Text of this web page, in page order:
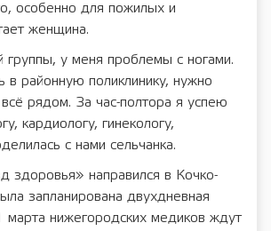
особенно для пожилых и
женщина.
группы, у меня проблемы с ногами.
в районную поликлинику, нужно
рядом. За час-полтора я успею
кардиологу, гинекологу,
с нами сельчанка.
здоровья» направился в Кочко-
запланирована двухдневная
марта нижегородских медиков ждут